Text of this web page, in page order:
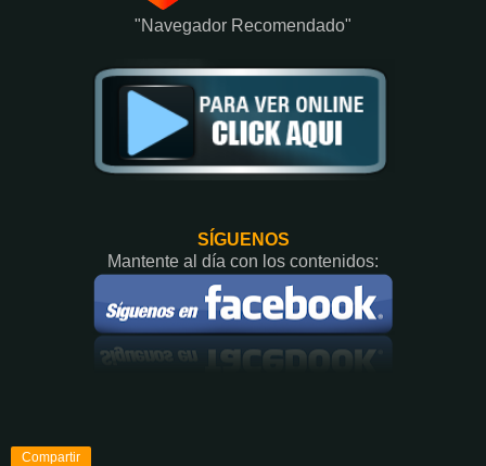
"Navegador Recomendado"
SÍGUENOS
Mantente al día con los contenidos:
Compartir